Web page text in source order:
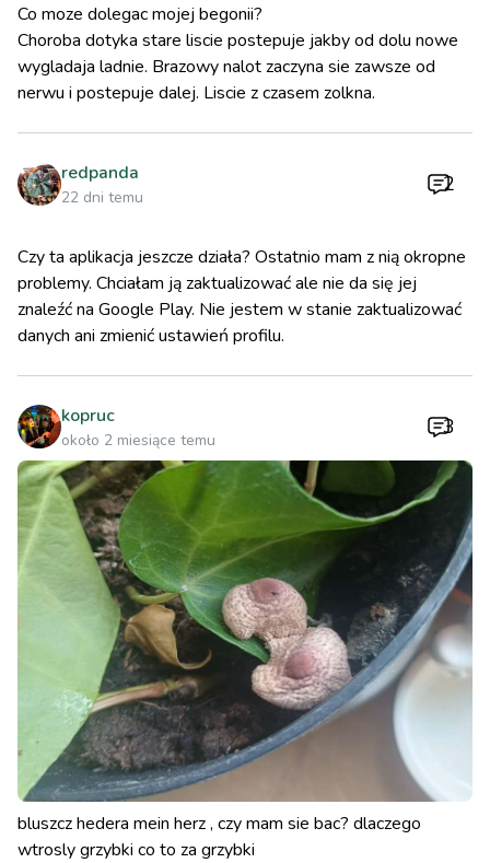
Co moze dolegac mojej begonii?
Choroba dotyka stare liscie postepuje jakby od dolu nowe
wygladaja ladnie. Brazowy nalot zaczyna sie zawsze od
nerwu i postepuje dalej. Liscie z czasem zolkna.
redpanda
22 dni temu
2
Czy ta aplikacja jeszcze działa? Ostatnio mam z nią okropne
problemy. Chciałam ją zaktualizować ale nie da się jej
znaleźć na Google Play. Nie jestem w stanie zaktualizować
danych ani zmienić ustawień profilu.
kopruc
około 2 miesiące temu
3
bluszcz hedera mein herz , czy mam sie bac? dlaczego
wtrosly grzybki co to za grzybki